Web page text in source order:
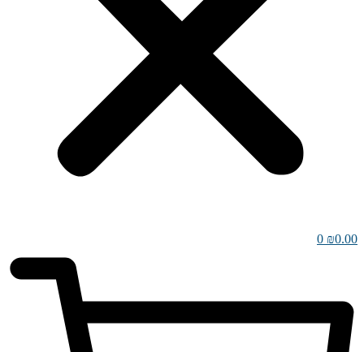
₪0.00
0